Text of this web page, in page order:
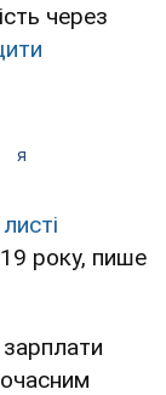
через
листі
року, пише